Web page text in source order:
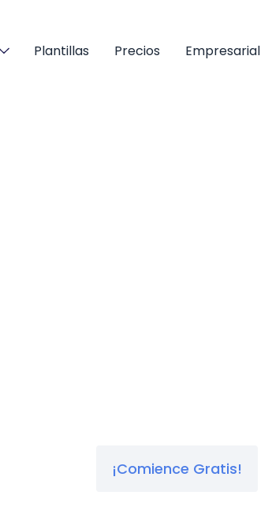
Plantillas Precios Empresarial
¡Comience Gratis!